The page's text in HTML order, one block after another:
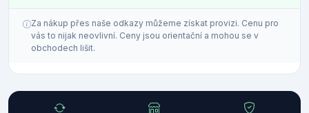
Za nákup přes naše odkazy můžeme získat provizi. Cenu pro
vás to nijak neovlivní. Ceny jsou orientační a mohou se v
obchodech lišit.